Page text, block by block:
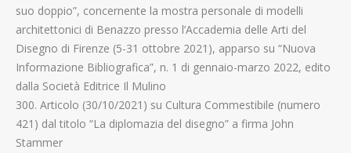
suo doppio”, concernente la mostra personale di modelli
architettonici di Benazzo presso l’Accademia delle Arti del
Disegno di Firenze (5-31 ottobre 2021), apparso su “Nuova
Informazione Bibliografica”, n. 1 di gennaio-marzo 2022, edito
dalla Società Editrice Il Mulino
300. Articolo (30/10/2021) su Cultura Commestibile (numero
421) dal titolo “La diplomazia del disegno” a firma John
Stammer